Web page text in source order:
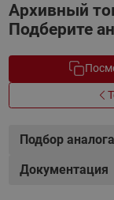
Архивный
Подберите
Подбор аналога
Документация